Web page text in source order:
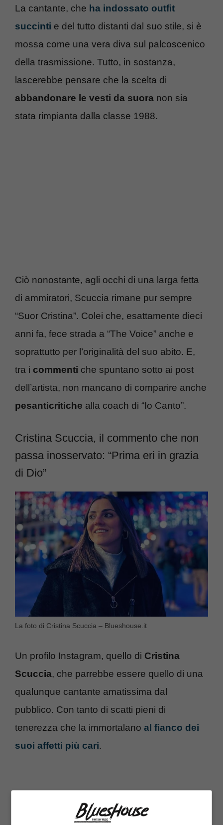
La cantante, che ha indossato outfit
succinti e del tutto distanti dal suo stile, si è
mossa come una vera diva sul palcoscenico
della trasmissione. Tutto, in sostanza,
lascerebbe pensare che la scelta di
abbandonare le vesti da suora non sia
stata rimpianta dalla classe 1988.
Ciò nonostante, agli occhi di una larga fetta
di ammiratori, Scuccia rimane pur sempre
“Suor Cristina”. Colei che, esattamente dieci
anni fa, fece strada a “The Voice” anche e
soprattutto per l’originalità del suo abito. E,
tra i commenti che spuntano sotto ai post
dell’artista, non mancano di comparire anche
pesanticritiche alla coach di “Io Canto”.
Cristina Scuccia, il commento che non
passa inosservato: “Prima eri in grazia
di Dio”
La foto di Cristina Scuccia – Blueshouse.it
Un profilo Instagram, quello di Cristina
Scuccia, che parrebbe essere quello di una
qualunque cantante amatissima dal
pubblico. Con tanto di scatti pieni di
tenerezza che la immortalano al fianco dei
suoi affetti più cari.